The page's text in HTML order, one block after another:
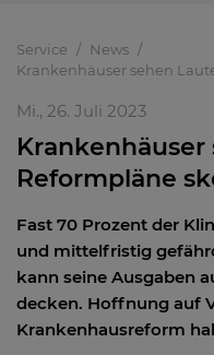
Service
News
Krankenhäuser sehen
Mi., 26. Juli 2023
Reformpläne
Fast 70 Prozent der
und mittelfristig
kann seine Ausgaben
decken. Hoffnung auf
Krankenhausreform